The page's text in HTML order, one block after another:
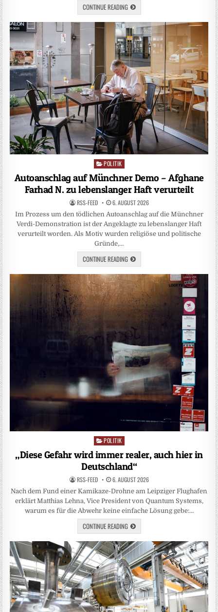
CONTINUE READING
Posted
in
POLITIK
Autoanschlag auf Münchner Demo – Afghane
Farhad N. zu lebenslanger Haft verurteilt
RSS-FEED 6. AUGUST 2026
Im Prozess um den tödlichen Autoanschlag auf die Münchner
Verdi-Demonstration ist der Angeklagte zu lebenslanger Haft
verurteilt worden. Als Motiv wurden religiöse und politische
Gründe,…
CONTINUE READING
Posted
in
POLITIK
„Diese Gefahr wird immer realer, auch hier in
Deutschland“
RSS-FEED 6. AUGUST 2026
Nach dem Fund einer Kamikaze-Drohne am Leipziger Flughafen
erklärt Matthias Lehna, Vice President von Quantum Systems,
warum es für die Abwehr keine einfache Lösung gebe:…
CONTINUE READING